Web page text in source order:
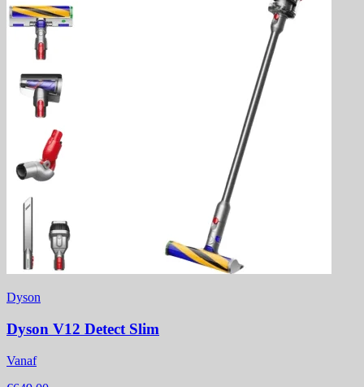
Dyson
Dyson V12 Detect Slim
Vanaf